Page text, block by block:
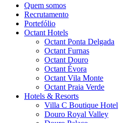
Quem somos
Recrutamento
Portefólio
Octant Hotels
Octant Ponta Delgada
Octant Furnas
Octant Douro
Octant Évora
Octant Vila Monte
Octant Praia Verde
Hotels & Resorts
Villa C Boutique Hotel
Douro Royal Valley